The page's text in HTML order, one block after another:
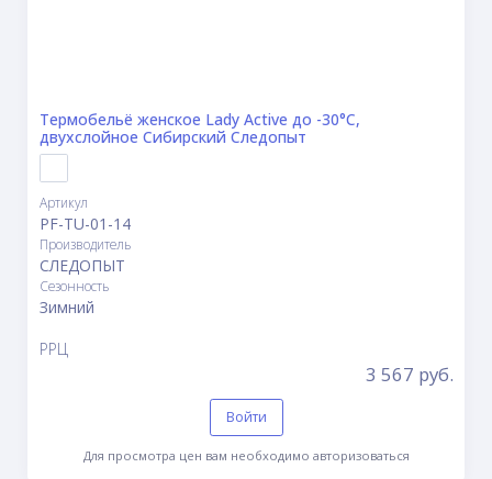
Термобельё женское Lady Active до -30°С,
двухслойное Сибирский Следопыт
Артикул
PF-TU-01-14
Производитель
СЛЕДОПЫТ
Сезонность
Зимний
РРЦ
3 567 руб.
Войти
Для просмотра цен вам необходимо авторизоваться